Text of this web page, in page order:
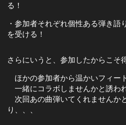
る！
・参加者それぞれ個性ある弾き語
を受ける！
さらにいうと、参加したからこそ
ほかの参加者から温かいフィー
一緒にコラボしませんかと誘わ
次回あの曲弾いてくれませんか
り、、、